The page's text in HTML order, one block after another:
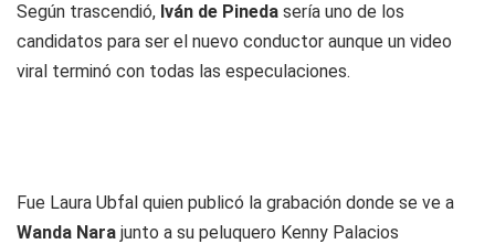
Según trascendió, Iván de Pineda sería uno de los
candidatos para ser el nuevo conductor aunque un video
viral terminó con todas las especulaciones.
Fue Laura Ubfal quien publicó la grabación donde se ve a
Wanda Nara junto a su peluquero Kenny Palacios